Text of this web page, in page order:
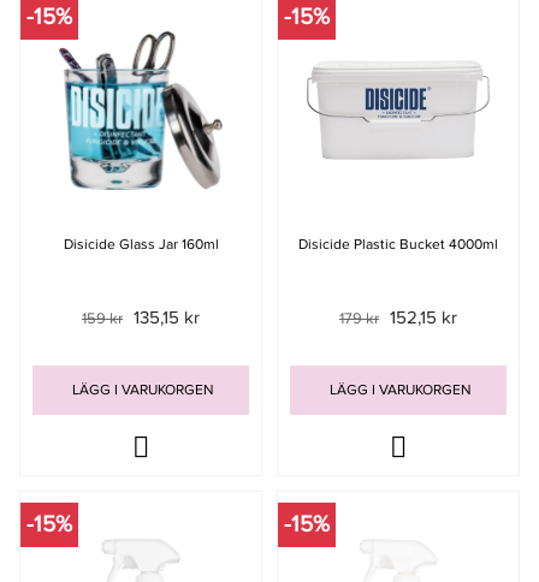
-15%
Disicide Glass Jar 160ml
159 kr 135,15 kr
LÄGG I VARUKORGEN
-15%
Disicide Plastic Bucket 4000ml
179 kr 152,15 kr
LÄGG I VARUKORGEN
-15% -15%